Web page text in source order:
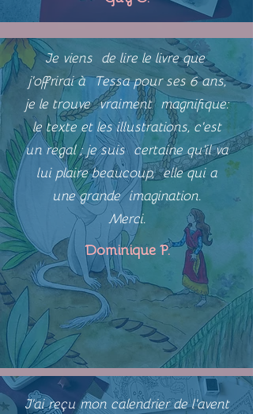
Je viens de lire le livre que
j'offrirai à Tessa pour ses 6 ans,
je le trouve vraiment magnifique:
le texte et les illustrations, c'est
un regal ; je suis certaine qu'il va
lui plaire beaucoup, elle qui a
une grande imagination.
Merci.
Dominique P.
J'ai reçu mon calendrier de l'avent